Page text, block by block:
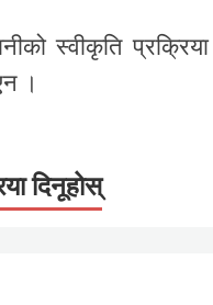
स्वीकृति प्रक्रिया
।
दिनूहोस्